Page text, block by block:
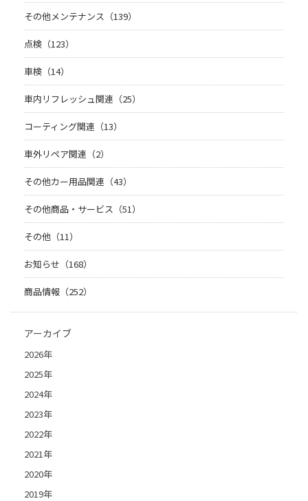
その他メンテナンス（139）
点検（123）
車検（14）
車内リフレッシュ関連（25）
コーティング関連（13）
車外リペア関連（2）
その他カー用品関連（43）
その他商品・サービス（51）
その他（11）
お知らせ（168）
商品情報（252）
アーカイブ
2026年
2025年
2024年
2023年
2022年
2021年
2020年
2019年